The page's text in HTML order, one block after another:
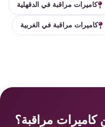
كاميرات مراقبة في الدقهلية
كاميرات مراقبة في الغربية
مراقبة؟